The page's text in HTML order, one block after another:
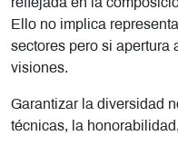
reflejada en la
Ello no implica
sectores pero si apertura
visiones.
Garantizar la diversidad
técnicas, la